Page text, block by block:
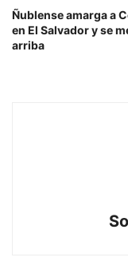
Ñublense amarga a
en El Salvador y se
arriba